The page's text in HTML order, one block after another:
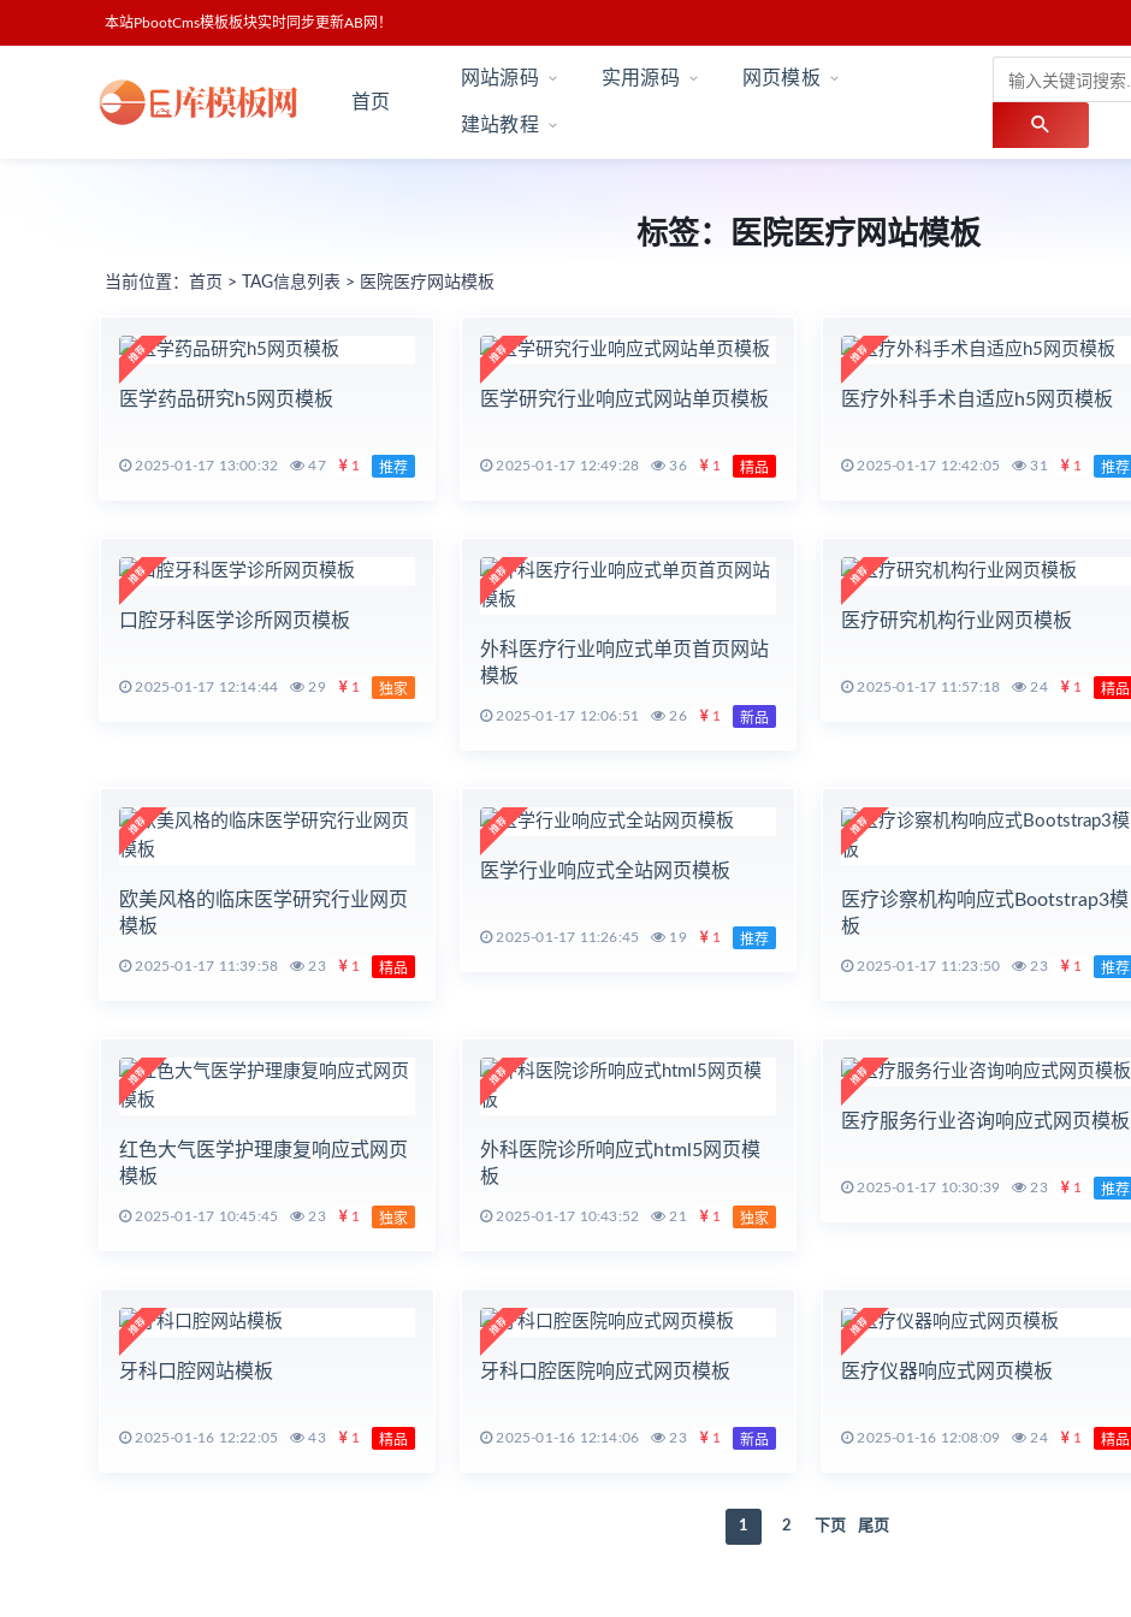
本站PbootCms模板板块实时同步更新AB网！
首页
网站源码 实用源码 网页模板
建站教程
标签：医院医疗网站模板
当前位置： 首页 > TAG信息列表 > 医院医疗网站模板
医学药品研究h5网页模板
2025-01-17 13:00:32 47 1 推荐
医学研究行业响应式网站单页模板
2025-01-17 12:49:28 36 1 精品
医疗外科手术自适应h5网页模板
2025-01-17 12:42:05 31 1 推荐
口腔牙科医学诊所网页模板
2025-01-17 12:14:44 29 1 独家
外科医疗行业响应式单页首页网站
模板
2025-01-17 12:06:51 26 1 新品
医疗研究机构行业网页模板
2025-01-17 11:57:18 24 1 精品
欧美风格的临床医学研究行业网页
模板
2025-01-17 11:39:58 23 1 精品
医学行业响应式全站网页模板
2025-01-17 11:26:45 19 1 推荐
医疗诊察机构响应式Bootstrap3模
板
2025-01-17 11:23:50 23 1 推荐
红色大气医学护理康复响应式网页
模板
2025-01-17 10:45:45 23 1 独家
外科医院诊所响应式html5网页模
板
2025-01-17 10:43:52 21 1 独家
医疗服务行业咨询响应式网页模板
2025-01-17 10:30:39 23 1 推荐
牙科口腔网站模板
2025-01-16 12:22:05 43 1 精品
牙科口腔医院响应式网页模板
2025-01-16 12:14:06 23 1 新品
医疗仪器响应式网页模板
2025-01-16 12:08:09 24 1 精品
1 2 下页 尾页